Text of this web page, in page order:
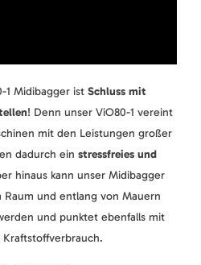
1 Midibagger ist Schluss mit
! Denn unser ViO80-1 vereint
mit den Leistungen großer
dadurch ein stressfreies und
hinaus kann unser Midibagger
und entlang von Mauern
und punktet ebenfalls mit